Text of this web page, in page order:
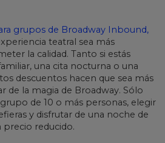
grupos de Broadway Inbound,
teatral sea más
la calidad. Tanto si estás
una cita nocturna o una
descuentos hacen que sea más
de la magia de Broadway. Sólo
de 10 o más personas, elegir
y disfrutar de una noche de
reducido.